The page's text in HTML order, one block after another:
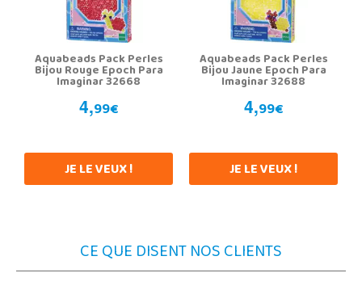
Aquabeads Pack Perles
Bijou Rouge Epoch Para
Imaginar 32668
4,99€
JE LE VEUX !
Aquabeads Pack Perles
Bijou Jaune Epoch Para
Imaginar 32688
4,99€
JE LE VEUX !
CE QUE DISENT NOS CLIENTS